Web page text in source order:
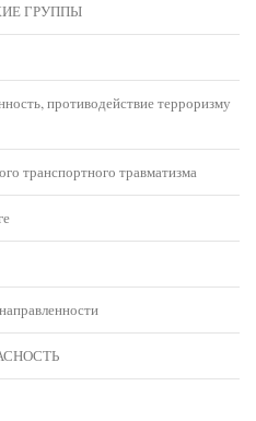
ГРУППЫ
противодействие терроризму
транспортного травматизма